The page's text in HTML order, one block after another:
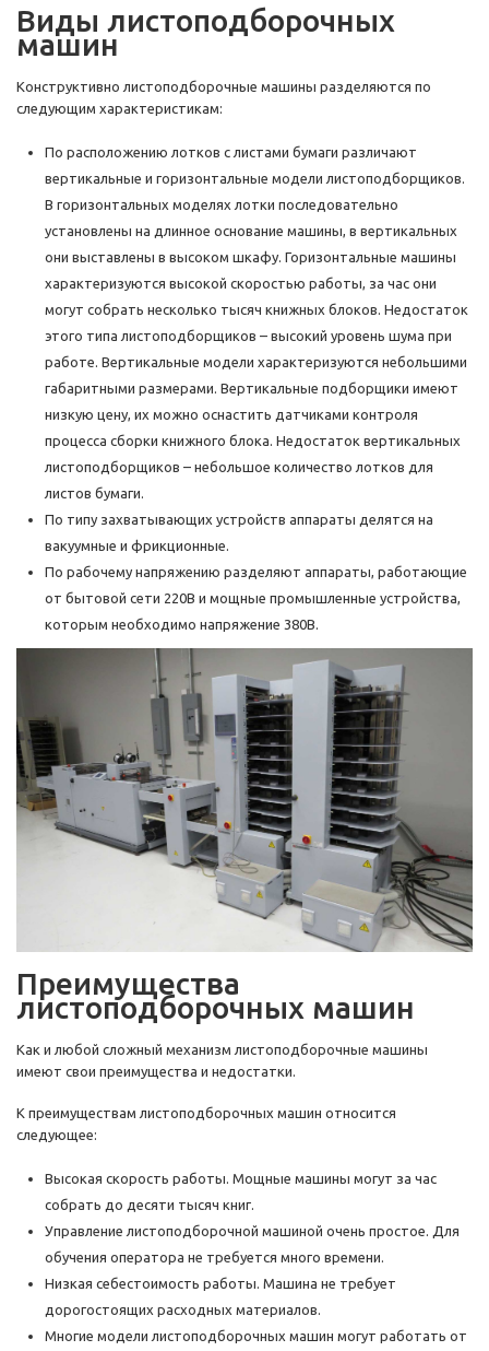
Виды листоподборочных
машин
Конструктивно листоподборочные машины разделяются по
следующим характеристикам:
По расположению лотков с листами бумаги различают
вертикальные и горизонтальные модели листоподборщиков.
В горизонтальных моделях лотки последовательно
установлены на длинное основание машины, в вертикальных
они выставлены в высоком шкафу. Горизонтальные машины
характеризуются высокой скоростью работы, за час они
могут собрать несколько тысяч книжных блоков. Недостаток
этого типа листоподборщиков – высокий уровень шума при
работе. Вертикальные модели характеризуются небольшими
габаритными размерами. Вертикальные подборщики имеют
низкую цену, их можно оснастить датчиками контроля
процесса сборки книжного блока. Недостаток вертикальных
листоподборщиков – небольшое количество лотков для
листов бумаги.
По типу захватывающих устройств аппараты делятся на
вакуумные и фрикционные.
По рабочему напряжению разделяют аппараты, работающие
от бытовой сети 220В и мощные промышленные устройства,
которым необходимо напряжение 380В.
Преимущества
листоподборочных машин
Как и любой сложный механизм листоподборочные машины
имеют свои преимущества и недостатки.
К преимуществам листоподборочных машин относится
следующее:
Высокая скорость работы. Мощные машины могут за час
собрать до десяти тысяч книг.
Управление листоподборочной машиной очень простое. Для
обучения оператора не требуется много времени.
Низкая себестоимость работы. Машина не требует
дорогостоящих расходных материалов.
Многие модели листоподборочных машин могут работать от